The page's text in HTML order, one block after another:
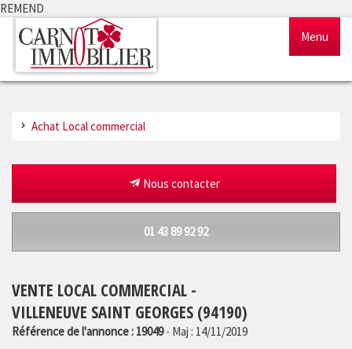
REMEND
Menu
Estimation
Achat Local commercial
Nous contacter
01 43 89 92 92
VENTE LOCAL COMMERCIAL -
VILLENEUVE SAINT GEORGES (94190)
Référence de l'annonce : 19049- Maj : 14/11/2019